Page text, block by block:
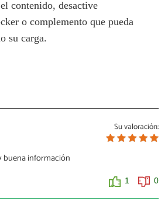
contenido, desactive
o complemento que pueda
su carga.
Su valoración:
buena información
1 0